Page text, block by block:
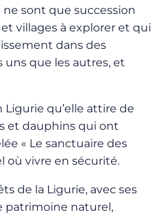
sont que succession
villages à explorer et qui
dans des
uns que les autres, et
qu’elle attire de
et dauphins qui ont
« Le sanctuaire des
où vivre en sécurité.
de la Ligurie, avec ses
patrimoine naturel,